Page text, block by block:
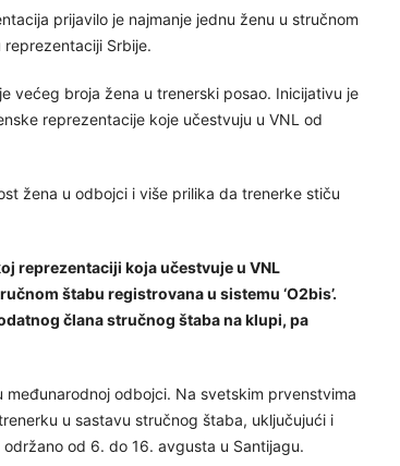
prijavilo je najmanje jednu ženu u stručnom
reprezentaciji Srbije.
većeg broja žena u trenerski posao. Inicijativu je
reprezentacije koje učestvuju u VNL od
žena u odbojci i više prilika da trenerke stiču
reprezentaciji koja učestvuje u VNL
štabu registrovana u sistemu ‘O2bis’.
člana stručnog štaba na klupi, pa
odbojci. Na svetskim prvenstvima
u sastavu stručnog štaba, uključujući i
od 6. do 16. avgusta u Santijagu.